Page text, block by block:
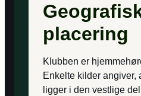
placering
Klubben er
Enkelte kilder angiver,
ligger i den vestlige